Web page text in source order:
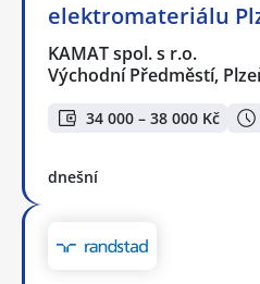
elektromateriálu
KAMAT spol. s r.o.
Východní Předměstí,
34 000 – 38 000 Kč
dnešní